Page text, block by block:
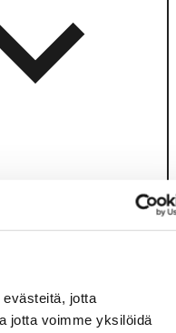
jotta
jotta voimme yksilöidä